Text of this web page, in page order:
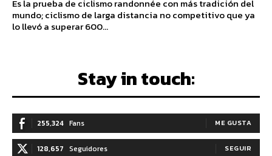
Es la prueba de ciclismo randonnée con más tradición del
mundo; ciclismo de larga distancia no competitivo que ya
lo llevó a superar 600...
Stay in touch:
255,324 Fans ME GUSTA
128,657 Seguidores SEGUIR